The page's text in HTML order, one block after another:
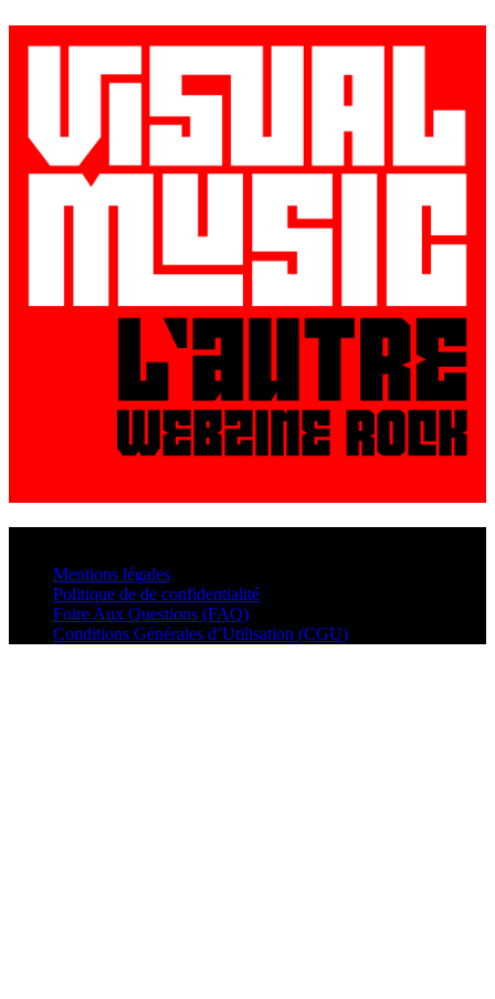
Mentions légales
Politique de de confidentialité
Foire Aux Questions (FAQ)
Conditions Générales d’Utilisation (CGU)